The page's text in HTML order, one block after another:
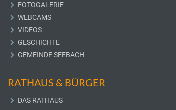
FOTOGALERIE
WEBCAMS
VIDEOS
GESCHICHTE
GEMEINDE SEEBACH
RATHAUS & BÜRGER
DAS RATHAUS